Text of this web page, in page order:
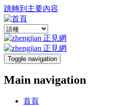
跳轉到主要內容
Toggle navigation
Main navigation
首頁